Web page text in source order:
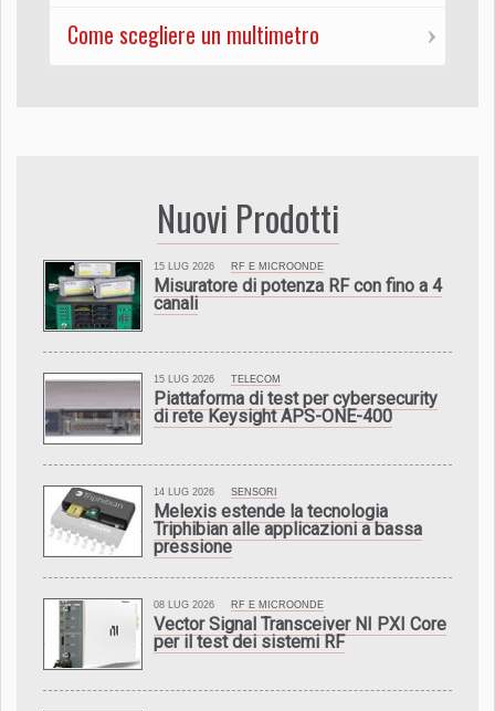
Come scegliere un multimetro
Nuovi Prodotti
15 LUG 2026 RF E MICROONDE
Misuratore di potenza RF con fino a 4
canali
15 LUG 2026 TELECOM
Piattaforma di test per cybersecurity
di rete Keysight APS-ONE-400
14 LUG 2026 SENSORI
Melexis estende la tecnologia
Triphibian alle applicazioni a bassa
pressione
08 LUG 2026 RF E MICROONDE
Vector Signal Transceiver NI PXI Core
per il test dei sistemi RF